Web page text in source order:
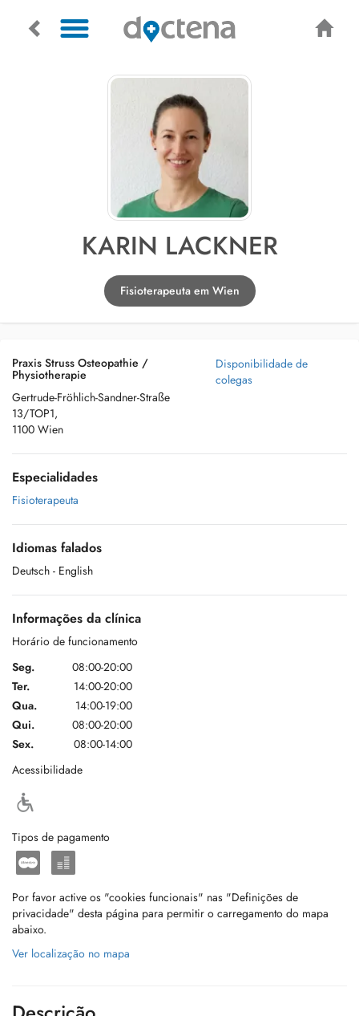
KARIN LACKNER
Fisioterapeuta em Wien
Praxis Struss Osteopathie /
Physiotherapie
Gertrude-Fröhlich-Sandner-Straße
13/TOP1,
1100 Wien
Disponibilidade de
colegas
Especialidades
Fisioterapeuta
Idiomas falados
Deutsch - English
Informações da clínica
Horário de funcionamento
Seg.
08:00-20:00
Ter.
14:00-20:00
Qua.
14:00-19:00
Qui.
08:00-20:00
Sex.
08:00-14:00
Acessibilidade
Tipos de pagamento
Por favor active os "cookies funcionais" nas "Definições de
privacidade" desta página para permitir o carregamento do mapa
abaixo.
Ver localização no mapa